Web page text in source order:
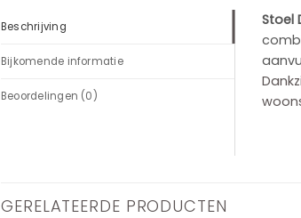
Beschrijving
Bijkomende informatie
Beoordelingen (0)
Stoel
GERELATEERDE PRODUCTEN